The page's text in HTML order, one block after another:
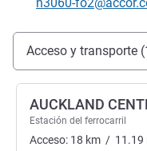
h3060-
Acceso y transporte
Acceso y transporte
AUCKLAND
Estación del ferrocarril
Acceso: 18 km / 11.19